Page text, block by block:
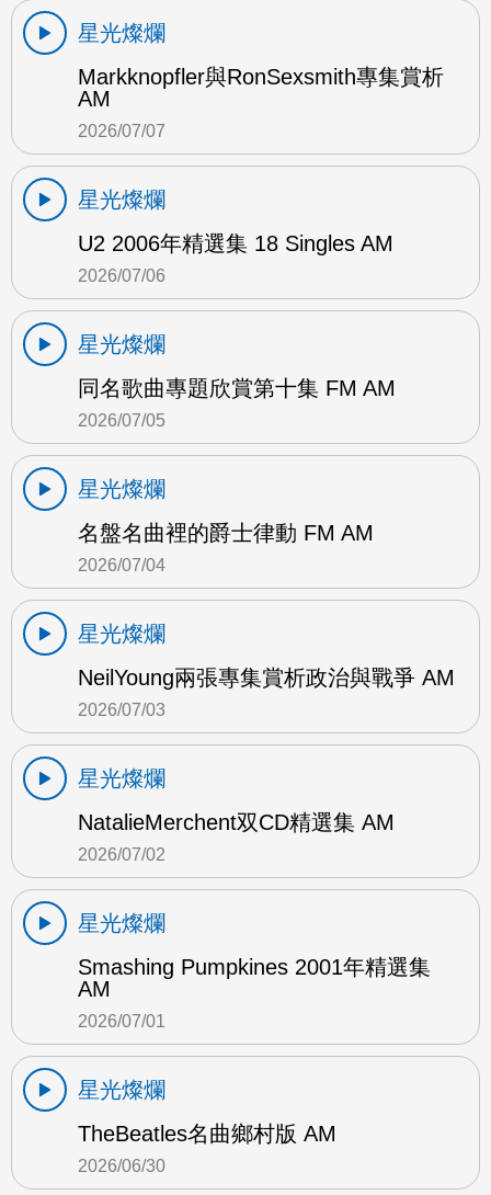
星光燦爛
Markknopfler與RonSexsmith專集賞析
AM
2026/07/07
星光燦爛
U2 2006年精選集 18 Singles AM
2026/07/06
星光燦爛
同名歌曲專題欣賞第十集 FM AM
2026/07/05
星光燦爛
名盤名曲裡的爵士律動 FM AM
2026/07/04
星光燦爛
NeilYoung兩張專集賞析政治與戰爭 AM
2026/07/03
星光燦爛
NatalieMerchent双CD精選集 AM
2026/07/02
星光燦爛
Smashing Pumpkines 2001年精選集
AM
2026/07/01
星光燦爛
TheBeatles名曲鄉村版 AM
2026/06/30